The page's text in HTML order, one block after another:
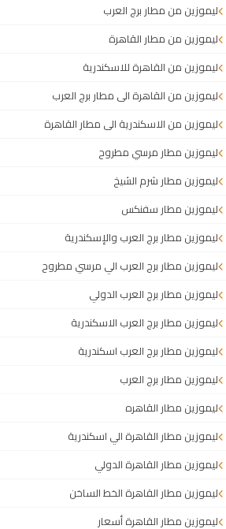
ليموزين من مطار برج العرب
ليموزين من مطار القاهرة
ليموزين من القاهرة للاسكندرية
ليموزين من القاهرة الى مطار برج العرب
ليموزين من الاسكندرية الى مطار القاهرة
ليموزين مطار مرسي مطروح
ليموزين مطار شرم الشيخ
ليموزين مطار سفنكس
ليموزين مطار برج العرب والإسكندرية
ليموزين مطار برج العرب الي مرسي مطروح
ليموزين مطار برج العرب الدولي
ليموزين مطار برج العرب الاسكندرية
ليموزين مطار برج العرب اسكندرية
ليموزين مطار برج العرب
ليموزين مطار القاهره
ليموزين مطار القاهرة الي اسكندرية
ليموزين مطار القاهرة الدولي
ليموزين مطار القاهرة الخط الساخن
ليموزين مطار القاهرة أسعار